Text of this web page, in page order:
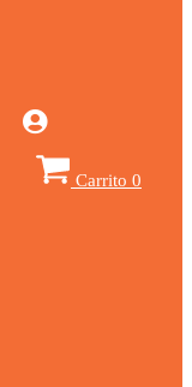
Carrito 0